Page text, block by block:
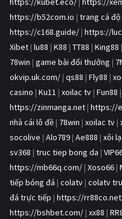
https://b52com.io | trang cá
https://c168.guide/ | https://
Xibet | lu88 | K88 | TT88 | King88 |
78win | game bài đổi thưởng |
okvip.uk.com/ | qs88 | Fly88 |
casino | Ku11 | xoilac tv | Fun88 |
https://zinmanga.net | https://
nhà cái lô đề | 78win | xoilac tv |
socolive | Alo789 | Ae888 | xôi
sv368 | truc tiep bong da |
https://mb66q.com/ | Xoso66 |
tiếp bóng đá | colatv | colatv
đá trực tiếp | https://
https://bshbet.com/ | xx88 |